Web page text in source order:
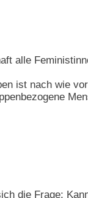
alle
ist nach wie
die Frage: